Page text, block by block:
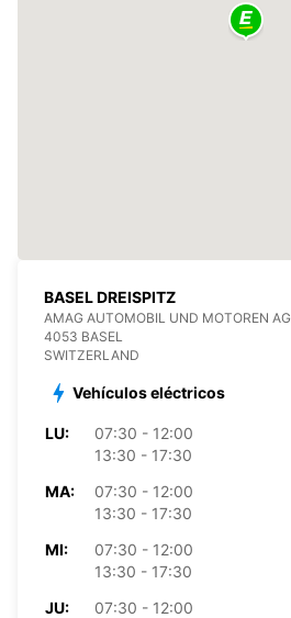
BASEL DREISPITZ
AMAG AUTOMOBIL UND MOTOREN AG
4053 BASEL
SWITZERLAND
Vehículos eléctricos
LU:
07:30 - 12:00
13:30 - 17:30
MA:
07:30 - 12:00
13:30 - 17:30
MI:
07:30 - 12:00
13:30 - 17:30
JU:
07:30 - 12:00